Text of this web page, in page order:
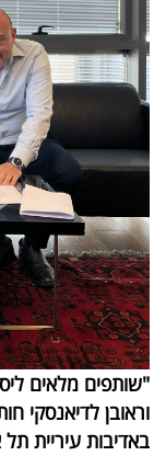
אדום
פרסמו
אחרינו:
"שותפים מלאים
וראובן לדיאנסקי
באדיבות עיריית